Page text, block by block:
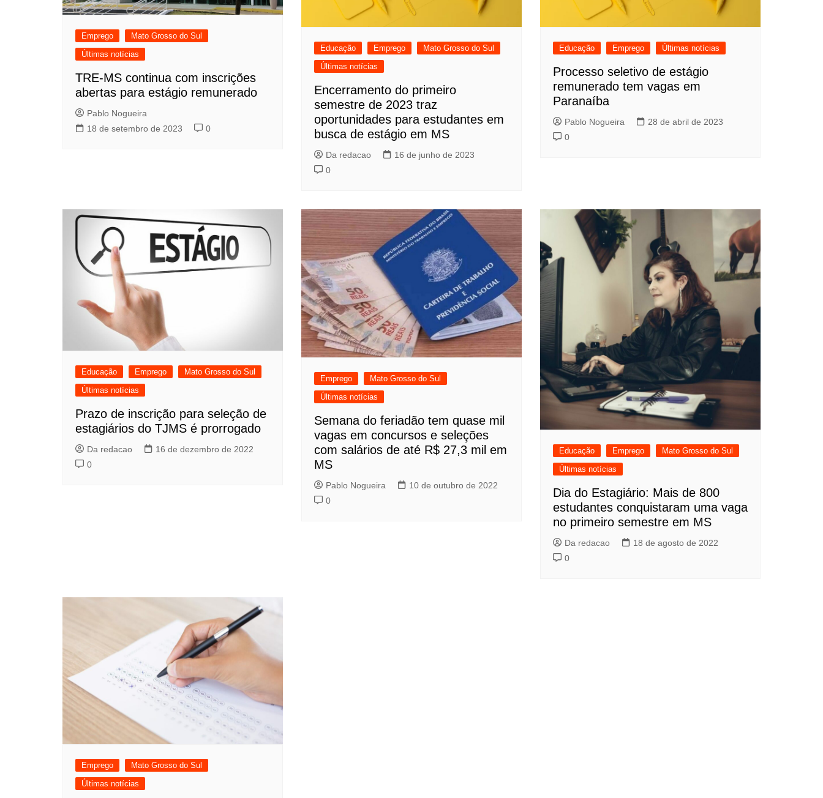
Emprego
Mato Grosso do Sul
Últimas notícias
TRE-MS continua com inscrições
abertas para estágio remunerado
Pablo Nogueira
18 de setembro de 2023
0
Educação Emprego
Mato Grosso do Sul
Últimas notícias
Encerramento do primeiro
semestre de 2023 traz
oportunidades para estudantes em
busca de estágio em MS
Da redacao
16 de junho de 2023
0
Educação Emprego Últimas notícias
Processo seletivo de estágio
remunerado tem vagas em
Paranaíba
Pablo Nogueira
28 de abril de 2023
0
Educação Emprego
Mato Grosso do Sul
Últimas notícias
Prazo de inscrição para seleção de
estagiários do TJMS é prorrogado
Da redacao
16 de dezembro de 2022
0
Emprego
Mato Grosso do Sul
Últimas notícias
Semana do feriadão tem quase mil
vagas em concursos e seleções
com salários de até R$ 27,3 mil em
MS
Pablo Nogueira
10 de outubro de 2022
0
Educação Emprego
Mato Grosso do Sul
Últimas notícias
Dia do Estagiário: Mais de 800
estudantes conquistaram uma vaga
no primeiro semestre em MS
Da redacao
18 de agosto de 2022
0
Emprego
Mato Grosso do Sul
Últimas notícias